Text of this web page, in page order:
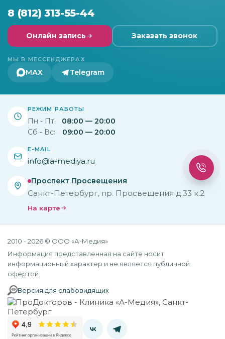
8 (812) 313-55-44
Онлайн запись Заказать звонок
МЫ В МЕССЕНДЖЕРАХ
МАХ Telegram
РЕЖИМ РАБОТЫ
Пн - Пт:
08:00 — 20:00
Сб - Вс:
09:00 — 20:00
E-MAIL
info@a-mediya.ru
Проспект Просвещения
Санкт-Петербург, пр. Просвещения д.33 к.2
На карте
2010 - 2026 © ООО «А-Медия»
Информация представленная на сайте носит
информационный характер и не является публичной
офертой.
Версия для слабовидящих